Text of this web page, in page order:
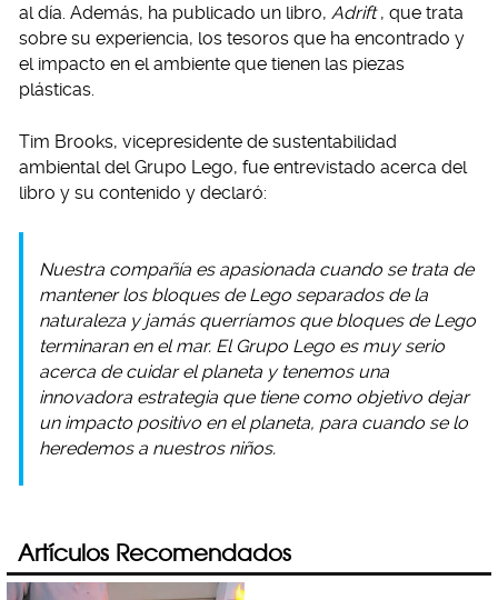
al día. Además, ha publicado un libro, Adrift , que trata
sobre su experiencia, los tesoros que ha encontrado y
el impacto en el ambiente que tienen las piezas
plásticas.
Tim Brooks, vicepresidente de sustentabilidad
ambiental del Grupo Lego, fue entrevistado acerca del
libro y su contenido y declaró:
Nuestra compañía es apasionada cuando se trata de
mantener los bloques de Lego separados de la
naturaleza y jamás querríamos que bloques de Lego
terminaran en el mar. El Grupo Lego es muy serio
acerca de cuidar el planeta y tenemos una
innovadora estrategia que tiene como objetivo dejar
un impacto positivo en el planeta, para cuando se lo
heredemos a nuestros niños.
Artículos Recomendados